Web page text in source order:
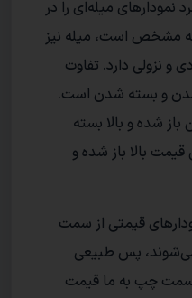
نمودارهای میله‌ای را در
که مشخص است، میله نیز
و نزولی دارد. تفاوت
و بسته شدن است.
شده و بالا بسته
بالا باز شده و
قیمتی از سمت
پس طبیعی
سمت چپ به ما قیمت